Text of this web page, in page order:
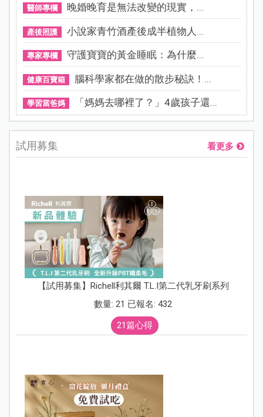
醫師專欄 晚婚晚育是無法改變的現實，...
產後照護 小說家青竹酒產後成半植物人...
專家專欄 守護寶寶的黃金睡眠：為什麼...
健康百寶箱 腦科學家都在做的散步秘訣！...
學習當爸媽 「媽媽去哪裡了？」4歲孩子還...
試用募集 看更多
【試用募集】Richell利其爾 T.L.I第二代乳牙刷系列
數量: 21 已報名: 432
21篇心得